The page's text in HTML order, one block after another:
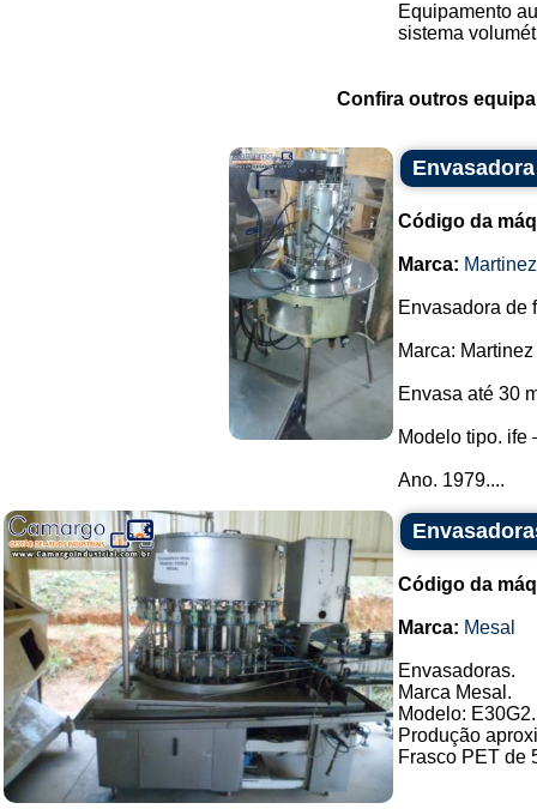
Equipamento
sistema
Confira outros
Código da
Marca:
Envasadora de
Marca:
Envasa até 30
Modelo tipo. ife
Ano. 1979....
Código da
Marca: Mesal
Envasadoras.
Marca Mesal.
Modelo: E30G2.
Produção
Frasco PET de